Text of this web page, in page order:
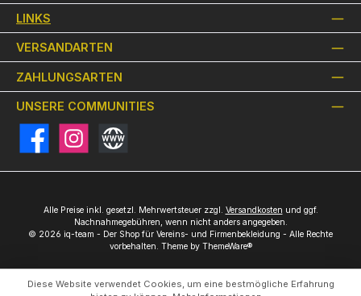
LINKS
VERSANDARTEN
ZAHLUNGSARTEN
UNSERE COMMUNITIES
FacebookInstagramWebsite
Alle Preise inkl. gesetzl. Mehrwertsteuer zzgl. Versandkosten und ggf.
Nachnahmegebühren, wenn nicht anders angegeben.
© 2026 iq-team - Der Shop für Vereins- und Firmenbekleidung - Alle Rechte
vorbehalten. Theme by ThemeWare®
Diese Website verwendet Cookies, um eine bestmögliche Erfahrung